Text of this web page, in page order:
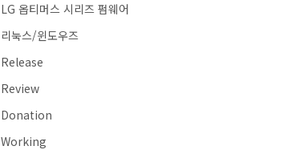
LG 옵티머스 시리즈 펌웨어
리눅스/윈도우즈
Release
Review
Donation
Working